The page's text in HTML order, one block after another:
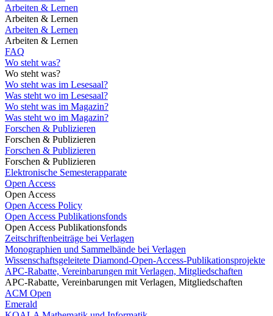
Arbeiten & Lernen
Arbeiten & Lernen
Arbeiten & Lernen
Arbeiten & Lernen
FAQ
Wo steht was?
Wo steht was?
Wo steht was im Lesesaal?
Was steht wo im Lesesaal?
Wo steht was im Magazin?
Was steht wo im Magazin?
Forschen & Publizieren
Forschen & Publizieren
Forschen & Publizieren
Forschen & Publizieren
Elektronische Semesterapparate
Open Access
Open Access
Open Access Policy
Open Access Publikationsfonds
Open Access Publikationsfonds
Zeitschriftenbeiträge bei Verlagen
Monographien und Sammelbände bei Verlagen
Wissenschaftsgeleitete Diamond-Open-Access-Publikationsprojekte
APC-Rabatte, Vereinbarungen mit Verlagen, Mitgliedschaften
APC-Rabatte, Vereinbarungen mit Verlagen, Mitgliedschaften
ACM Open
Emerald